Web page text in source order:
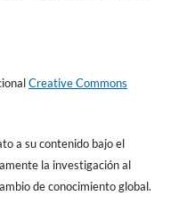
Creative Commons
a su contenido bajo el
la investigación al
de conocimiento global.